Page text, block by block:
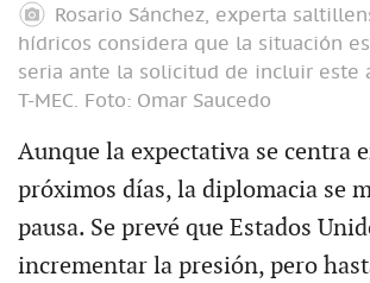
Rosario Sánchez, experta
hídricos considera que la situación
seria ante la solicitud de incluir este
T-MEC. Foto: Omar Saucedo
Aunque la expectativa se centra
próximos días, la diplomacia se
pausa. Se prevé que Estados
incrementar la presión, pero